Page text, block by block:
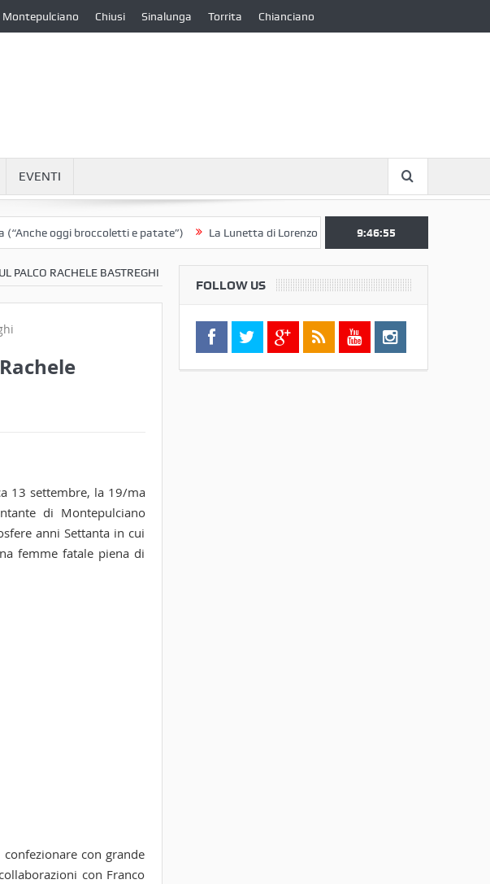
Montepulciano Chiusi Sinalunga Torrita Chianciano
EVENTI
oggi broccoletti e patate”) La Lunetta di Lorenzo Berrettini lascia il Convento di S. Chiara
9:46:55
PALCO RACHELE BASTREGHI
13 settembre, la 19/ma
di Montepulciano
anni Settanta in cui
femme fatale piena di
con grande
con Franco
FOLLOW US